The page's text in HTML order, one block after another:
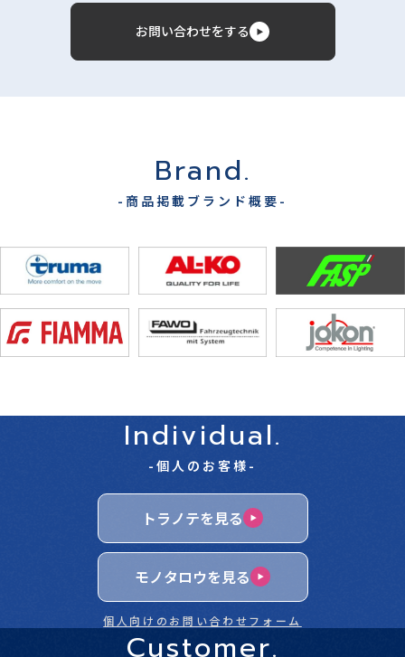
お問い合わせをする
Brand.
-商品掲載ブランド概要-
Individual.
-個人のお客様-
トラノテを見る
モノタロウを見る
個人向けのお問い合わせフォーム
Customer.